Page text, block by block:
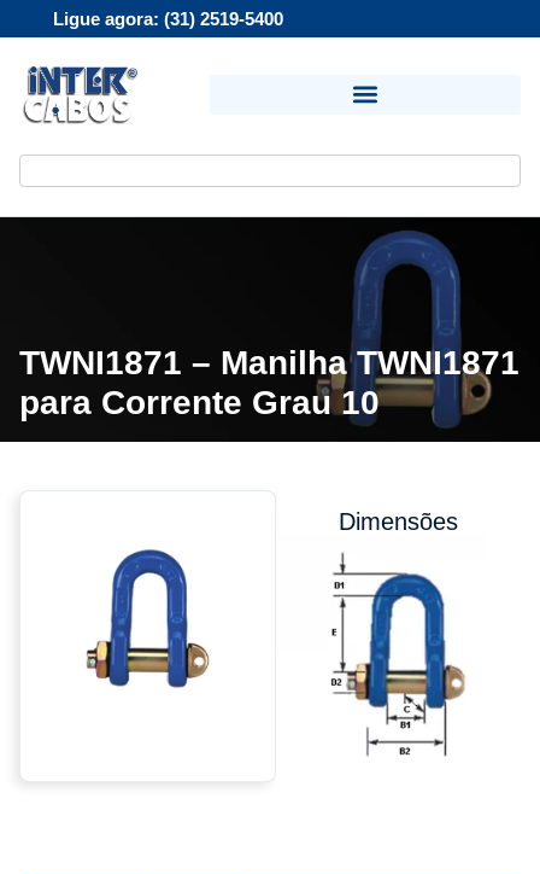
Ligue agora: (31) 2519-5400
TWNI1871 – Manilha TWNI1871
para Corrente Grau 10
Dimensões